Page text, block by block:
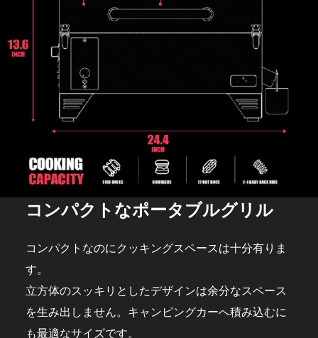
コンパクトなポータブルグリル
コンパクトなのにクッキングスペースは十分有りま
す。
立方体のスッキリとしたデザインは余分なスペース
を生み出しません。キャンピングカーへ積み込むに
も最適なサイズです。